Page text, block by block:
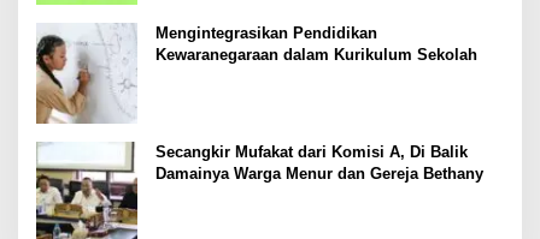
Mengintegrasikan Pendidikan
Kewaranegaraan dalam Kurikulum Sekolah
Secangkir Mufakat dari Komisi A, Di Balik
Damainya Warga Menur dan Gereja Bethany